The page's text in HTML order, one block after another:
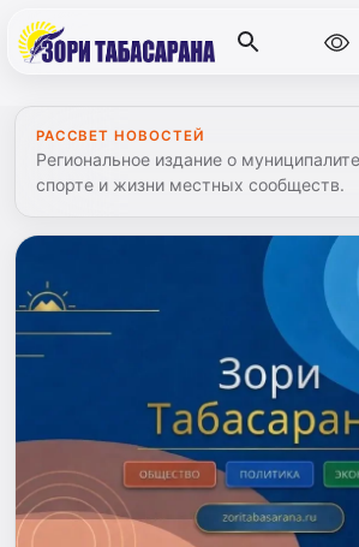
РАССВЕТ НОВОСТЕЙ
Региональное издание о
спорте и жизни местных сообществ.